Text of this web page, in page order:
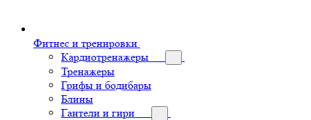
Фитнес и тренировки
Кардиотренажеры
Тренажеры
Грифы и бодибары
Блины
Гантели и гири